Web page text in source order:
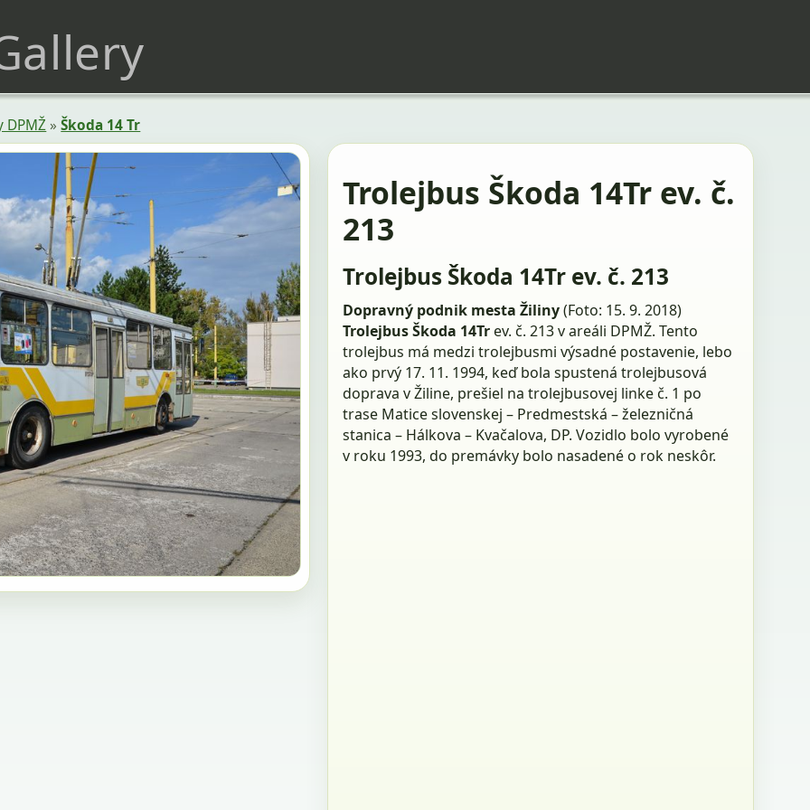
DPMŽ»Škoda 14 Tr
Trolejbus Škoda 14Tr ev. č.
213
Trolejbus Škoda 14Tr ev. č. 213
Dopravný podnik mesta Žiliny(Foto: 15. 9. 2018)
Trolejbus Škoda 14Trev. č. 213 v areáli DPMŽ. Tento
trolejbus má medzi trolejbusmi výsadné postavenie, lebo
ako prvý 17. 11. 1994, keď bola spustená trolejbusová
doprava v Žiline, prešiel na trolejbusovej linke č. 1 po
trase Matice slovenskej – Predmestská – železničná
stanica – Hálkova – Kvačalova, DP. Vozidlo bolo vyrobené
v roku 1993, do premávky bolo nasadené o rok neskôr.